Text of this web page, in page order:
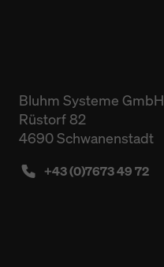
Bluhm Systeme GmbH
Rüstorf 82
4690 Schwanenstadt
+43 (0)7673 49 72